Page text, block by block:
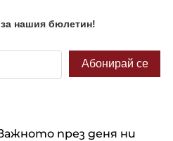
важното през деня ни